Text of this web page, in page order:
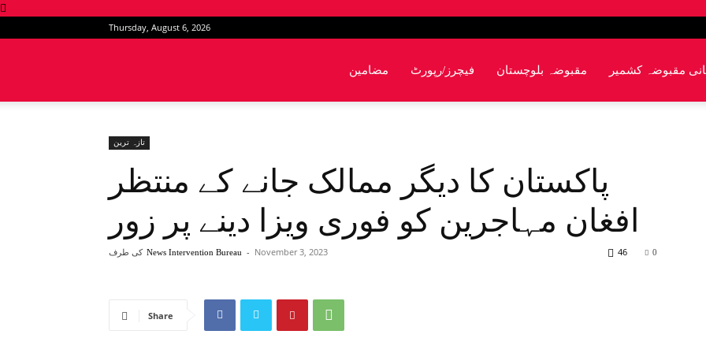
Thursday, August 6, 2026
مضامین فیچرز/رپورٹ مقبوضہ بلوچستان مقبوضہ کشمیر
تازہ ترین
پاکستان کا دیگر ممالک جانے کے منتظر
افغان مہاجرین کو فوری ویزا دینے پر زور
کی طرف News Intervention Bureau - November 3, 2023 0
46
Share